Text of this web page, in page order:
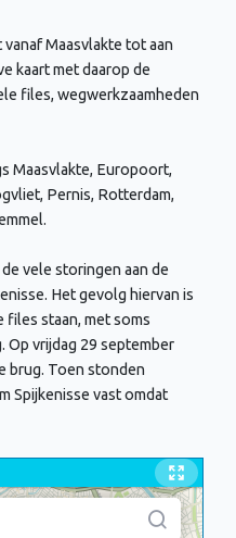
Maasvlakte tot aan
kaart met daarop de
files, wegwerkzaamheden
Maasvlakte, Europoort,
Pernis, Rotterdam,
vele storingen aan de
Het gevolg hiervan is
staan, met soms
vrijdag 29 september
brug. Toen stonden
Spijkenisse vast omdat